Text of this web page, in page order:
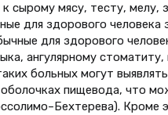
к сырому мясу, тесту,
для здорового человека
для здорового
ангулярному
больных могут
пищевода, что